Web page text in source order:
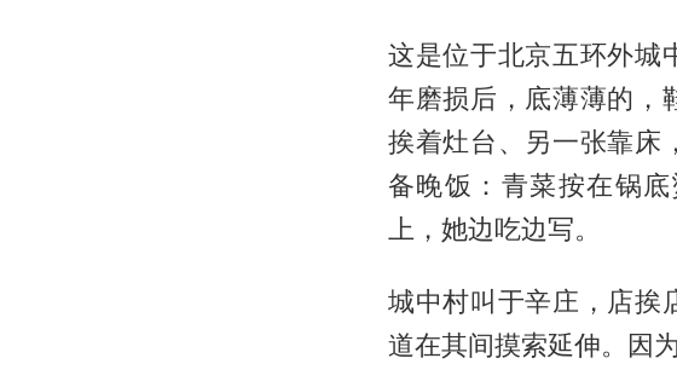
这是位于北京五环外城
年磨损后，底薄薄的，
挨着灶台、另一张靠床
备晚饭：青菜按在锅
上，她边吃边写。
城中村叫于辛庄，店挨
道在其间摸索延伸。因